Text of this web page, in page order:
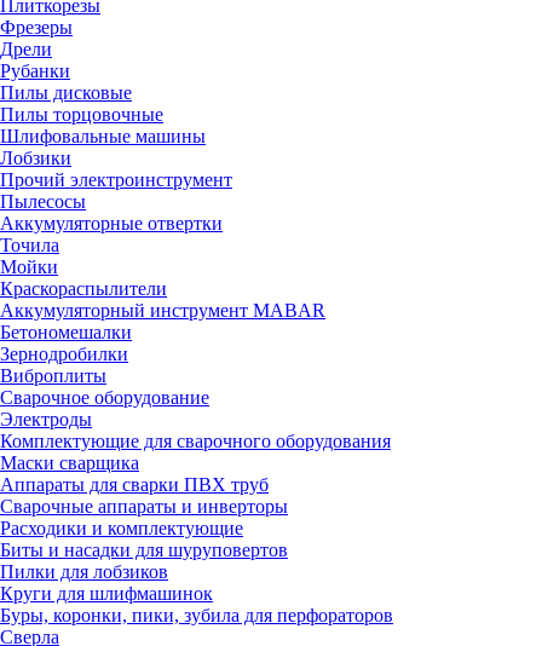
Плиткорезы
Фрезеры
Дрели
Рубанки
Пилы дисковые
Пилы торцовочные
Шлифовальные машины
Лобзики
Прочий электроинструмент
Пылесосы
Аккумуляторные отвертки
Точила
Мойки
Краскораспылители
Аккумуляторный инструмент MABAR
Бетономешалки
Зернодробилки
Виброплиты
Сварочное оборудование
Электроды
Комплектующие для сварочного оборудования
Маски сварщика
Аппараты для сварки ПВХ труб
Сварочные аппараты и инверторы
Расходики и комплектующие
Биты и насадки для шуруповертов
Пилки для лобзиков
Круги для шлифмашинок
Буры, коронки, пики, зубила для перфораторов
Сверла